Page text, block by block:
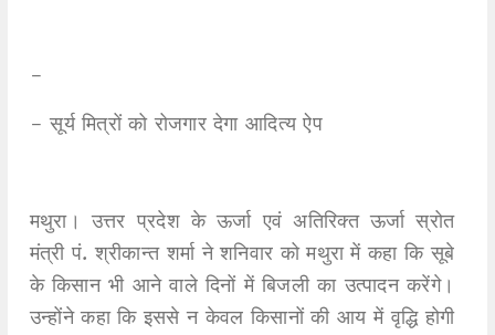
-
- सूर्य मित्रों को रोजगार देगा आदित्य ऐप
मथुरा। उत्तर प्रदेश के ऊर्जा एवं अतिरिक्त ऊर्जा स्रोत
मंत्री पं. श्रीकान्त शर्मा ने शनिवार को मथुरा में कहा कि सूबे
के किसान भी आने वाले दिनों में बिजली का उत्पादन करेंगे।
उन्होंने कहा कि इससे न केवल किसानों की आय में वृद्धि होगी